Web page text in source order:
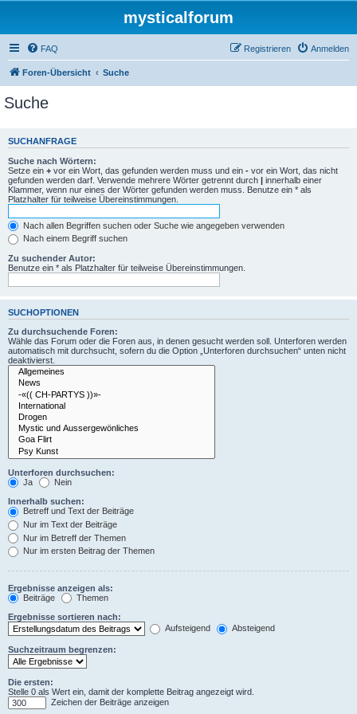
mysticalforum
FAQ Anmelden
Registrieren
Foren-Übersicht Suche
Suche
SUCHANFRAGE
Suche nach Wörtern:
Setze ein + vor ein Wort, das gefunden werden muss und ein - vor ein Wort, das nicht
gefunden werden darf. Verwende mehrere Wörter getrennt durch | innerhalb einer
Klammer, wenn nur eines der Wörter gefunden werden muss. Benutze ein * als
Platzhalter für teilweise Übereinstimmungen.
Nach allen Begriffen suchen oder Suche wie angegeben verwenden
Nach einem Begriff suchen
Zu suchender Autor:
Benutze ein * als Platzhalter für teilweise Übereinstimmungen.
SUCHOPTIONEN
Zu durchsuchende Foren:
Wähle das Forum oder die Foren aus, in denen gesucht werden soll. Unterforen werden
automatisch mit durchsucht, sofern du die Option „Unterforen durchsuchen“ unten nicht
deaktivierst.
Unterforen durchsuchen:
Ja
Nein
Innerhalb suchen:
Betreff und Text der Beiträge
Nur im Text der Beiträge
Nur im Betreff der Themen
Nur im ersten Beitrag der Themen
Ergebnisse anzeigen als:
Beiträge
Themen
Ergebnisse sortieren nach:
Aufsteigend
Absteigend
Suchzeitraum begrenzen:
Die ersten:
Stelle 0 als Wert ein, damit der komplette Beitrag angezeigt wird.
Zeichen der Beiträge anzeigen